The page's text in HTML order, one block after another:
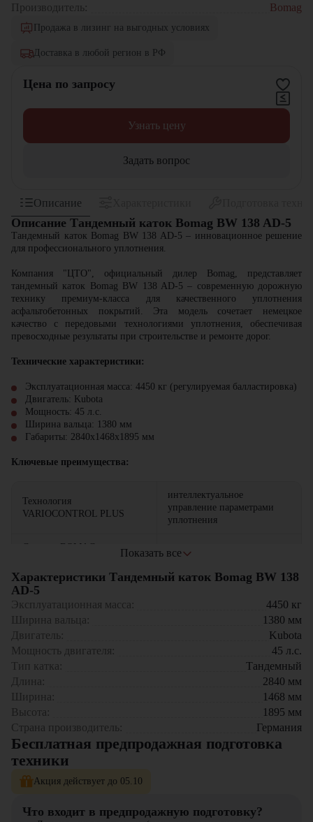
Производитель:
Bomag
Продажа в лизинг на выгодных условиях
Доставка в любой регион в РФ
Цена по запросу
Узнать цену
Задать вопрос
Описание
Описание Тандемный каток Bomag BW 138 AD-5
Тандемный каток Bomag BW 138 AD-5 – инновационное решение
для профессионального уплотнения.
Компания "ЦТО", официальный дилер Bomag, представляет
тандемный каток Bomag BW 138 AD-5 – современную дорожную
технику премиум-класса для качественного уплотнения
асфальтобетонных покрытий. Эта модель сочетает немецкое
качество с передовыми технологиями уплотнения, обеспечивая
превосходные результаты при строительстве и ремонте дорог.
Технические характеристики:
Эксплуатационная масса: 4450 кг (регулируемая балластировка)
Двигатель: Kubota
Мощность: 45 л.с.
Ширина вальца: 1380 мм
Габариты: 2840х1468х1895 мм
Ключевые преимущества:
Технология
VARIOCONTROL PLUS
интеллектуальное
управление параметрами
уплотнения
Система BOMAG
экономия топлива до 25%
Эргономичная кабина с климат-контролем
трансмиссия
Цифровая панель
управления
с сенсорным экраном
Области применения:
Уплотнение асфальтобетонных покрытий на магистралях
Работы на мостовых сооружениях
Укладка покрытий на аэродромных полосах
Создание велодорожек и пешеходных зон
Ямочный ремонт дорожного полотна
Компания "ЦТО" предлагает:
Показать все
Характеристики Тандемный каток Bomag BW 138
AD-5
Эксплуатационная масса: 4450 кг
Ширина вальца:
1380 мм
Двигатель:
Kubota
Мощность двигателя:
45 л.с.
Тип катка:
Тандемный
Длина:
2840 мм
Ширина:
1468 мм
Высота:
1895 мм
Страна производитель:
Германия
Бесплатная предпродажная подготовка
техники
Акция действует до 05.10
Что входит в предпродажную подготовку?